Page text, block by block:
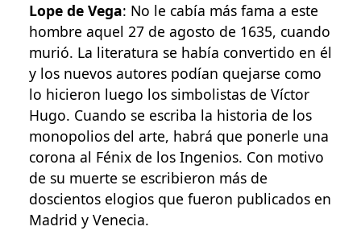
Lope de Vega: No le cabía más fama a este
hombre aquel 27 de agosto de 1635, cuando
murió. La literatura se había convertido en él
y los nuevos autores podían quejarse como
lo hicieron luego los simbolistas de Víctor
Hugo. Cuando se escriba la historia de los
monopolios del arte, habrá que ponerle una
corona al Fénix de los Ingenios. Con motivo
de su muerte se escribieron más de
doscientos elogios que fueron publicados en
Madrid y Venecia.